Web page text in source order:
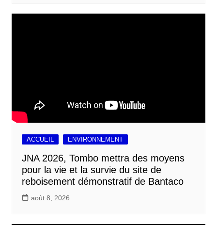
ACCUEIL ENVIRONNEMENT
JNA 2026, Tombo mettra des moyens
pour la vie et la survie du site de
reboisement démonstratif de Bantaco
août 8, 2026